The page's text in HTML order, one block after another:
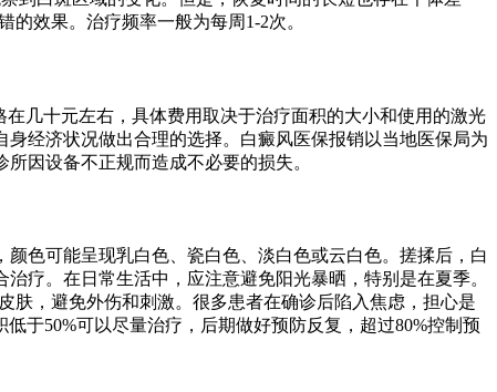
效果。治疗频率一般为每周1-2次。
几十元左右，具体费用取决于治疗面积的大小和使用的激光
经济状况做出合理的选择。白癜风医保报销以当地医保局为
因设备不正规而造成不必要的损失。
色可能呈现乳白色、瓷白色、淡白色或云白色。搓揉后，白
疗。在日常生活中，应注意避免阳光暴晒，特别是在夏季。
肤，避免外伤和刺激。很多患者在确诊后陷入焦虑，担心是
于50%可以尽量治疗，后期做好预防反复，超过80%控制预